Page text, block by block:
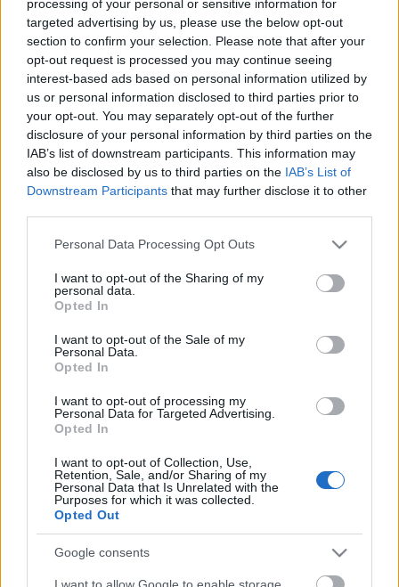
processing of your personal or sensitive information for
targeted advertising by us, please use the below opt-out
section to confirm your selection. Please note that after your
opt-out request is processed you may continue seeing
interest-based ads based on personal information utilized by
us or personal information disclosed to third parties prior to
your opt-out. You may separately opt-out of the further
disclosure of your personal information by third parties on the
IAB’s list of downstream participants. This information may
also be disclosed by us to third parties on the IAB’s List of
Downstream Participants that may further disclose it to other
Please note that this website/app uses one or more Google
not limited to your visit or usage behaviour. You may click to
grant or deny consent to Google and its third-party tags to
use your data for below specified purposes in below Google
consent section.
Personal Data Processing Opt Outs
I want to opt-out of the Sharing of my
personal data.
Opted In
I want to opt-out of the Sale of my
Personal Data.
Opted In
I want to opt-out of processing my
Personal Data for Targeted Advertising.
Opted In
I want to opt-out of Collection, Use,
Retention, Sale, and/or Sharing of my
Personal Data that Is Unrelated with the
Purposes for which it was collected.
Opted Out
Google consents
I want to allow Google to enable storage
művészi megvalósítás eszméit és technikáit veszi
számba.
"A célom az volt, hogy az emberekhez közel hozzam
ezeket a nagyon elvont gondolatokat. Tanuljanak
fogalmazott, hogyan érveltek az emberek korábban,
és hogyan fedezték fel az érvelési technikákat
"Most azzal foglalkozom, hogy megpróbálom
betakarítani a termést" - fogalmazott arra utalva,
hogy a köteten, amely egyetemi előadásaiból
született, évtizedeken át dolgozott, korábban más
formában már meg is jelent. Akkor tankönyvszerűen
írta meg, most megpróbálta a mai ízléshez
közelíteni. "Az embernek, amíg él, addig joga van
saját magát kijavítani, mivel ez az élet természete.
Ami a korábbi változatból elavult, azt kihagytam,
amit pedig hozzá kellett írni, azt hozzáírtam" - árulta